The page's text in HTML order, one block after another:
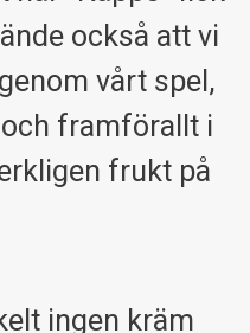
också att vi
vårt spel,
framförallt i
frukt på
ingen kräm